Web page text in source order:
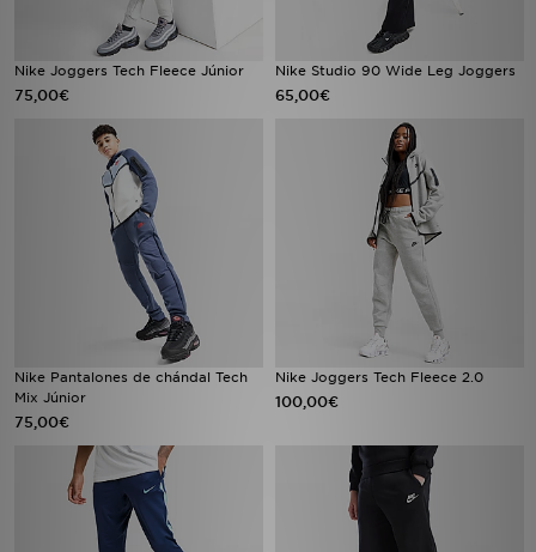
Nike Joggers Tech Fleece Júnior
75,00€
Nike Studio 90 Wide Leg Joggers
65,00€
Nike Pantalones de chándal Tech
Mix Júnior
75,00€
Nike Joggers Tech Fleece 2.0
100,00€